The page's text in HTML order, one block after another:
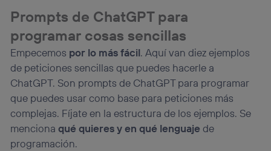
Prompts de ChatGPT para
programar cosas sencillas
Empecemos por lo más fácil. Aquí van diez ejemplos
de peticiones sencillas que puedes hacerle a
ChatGPT. Son prompts de ChatGPT para programar
que puedes usar como base para peticiones más
complejas. Fíjate en la estructura de los ejemplos. Se
mencionaqué quieres y en qué lenguaje de
programación.
identificador. Típicamente:
Si utilizas una conexión de banda ancha
el marketing o análisis se realizará en función de las
actividades de navegación de los miembros del hogar
que hayan dado su consentimiento.
Si utilizasdatos móviles, el marketing será más
personalizado, ya que se basará únicamente en la
navegación del usuario del móvil.
Puedes gestionar los consentimientos Utiq seleccionando
“Administrar Utiq” en la parte inferior de esta página web o
visitando el portal de privacidad de Utiq